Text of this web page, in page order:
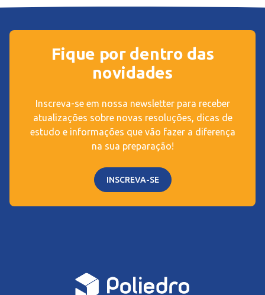
Fique por dentro das
novidades
Inscreva-se em nossa newsletter para receber
atualizações sobre novas resoluções, dicas de
estudo e informações que vão fazer a diferença
na sua preparação!
INSCREVA-SE